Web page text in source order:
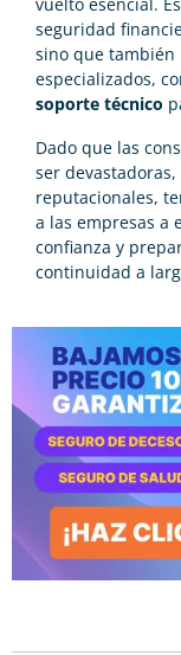
seguridad
sino que también
especializados,
soporte técnico
Dado que las
ser
reputacionales,
a las empresas a
confianza y
continuidad a